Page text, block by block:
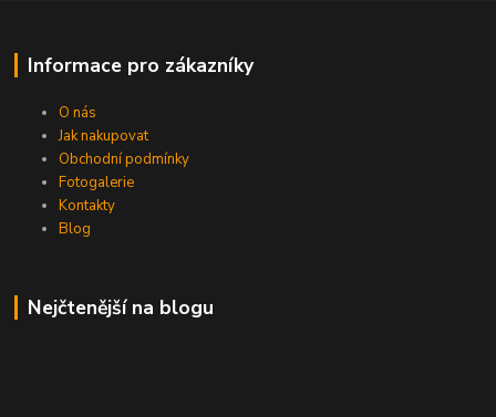
Informace pro zákazníky
O nás
Jak nakupovat
Obchodní podmínky
Fotogalerie
Kontakty
Blog
Nejčtenější na blogu